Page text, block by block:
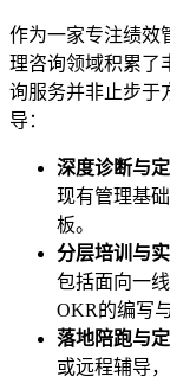
作为一家专注绩效
理咨询领域积累了
询服务并非止步于
导：
深度诊断与
现有管理基
板。
分层培训与
包括面向一
OKR的编写
落地陪跑与
或远程辅导